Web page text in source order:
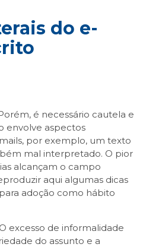
do e-
é necessário cautela e
envolve aspectos
por exemplo, um texto
mal interpretado. O pior
alcançam o campo
aqui algumas dicas
adoção como hábito
O excesso de informalidade
do assunto e a